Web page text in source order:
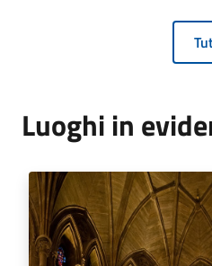
Luoghi in